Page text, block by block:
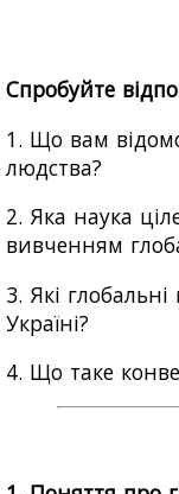
Спробуйте
1. Що вам
людства?
2. Яка наука
вивченням
3. Які
Україні?
4. Що таке